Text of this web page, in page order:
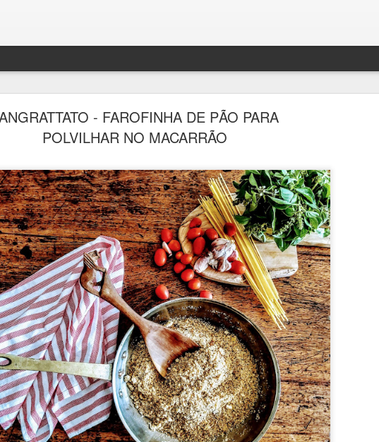
- FAROFINHA DE PÃO PARA
POLVILHAR NO MACARRÃO
BOLO DENSO DE CHOCOLATE COM BANANA